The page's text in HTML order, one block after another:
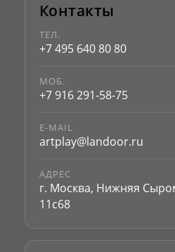
Контакты
ТЕЛ.
+7 495 640 80 80
МОБ.
+7 916 291-58-75
E-MAIL
artplay@landoor.ru
АДРЕС
г. Москва, Нижняя
11с68